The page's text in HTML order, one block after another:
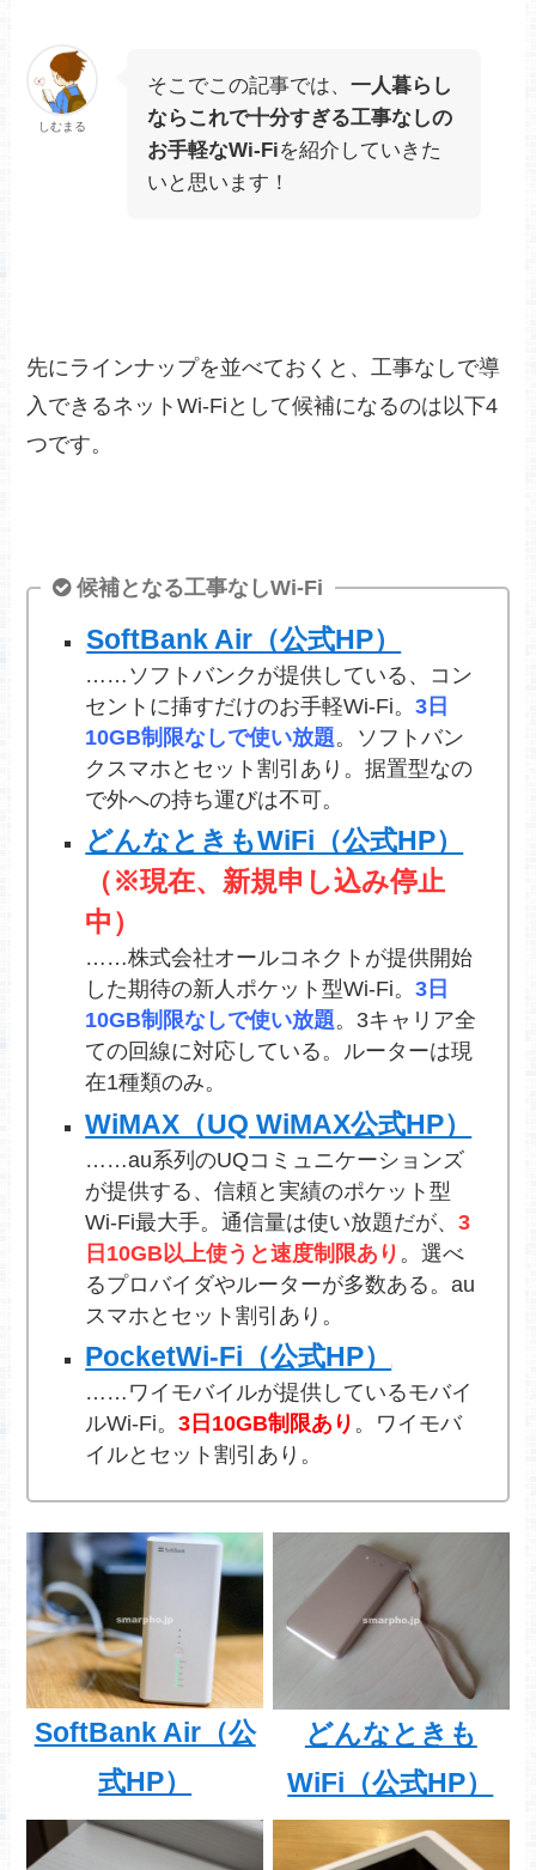
しむまる
そこでこの記事では、一人暮らし
ならこれで十分すぎる工事なしの
お手軽なWi-Fiを紹介していきた
いと思います！
先にラインナップを並べておくと、工事なしで導
入できるネットWi-Fiとして候補になるのは以下4
つです。
候補となる工事なしWi-Fi
SoftBank Air（公式HP）
……ソフトバンクが提供している、コン
セントに挿すだけのお手軽Wi-Fi。3日
10GB制限なしで使い放題。ソフトバン
クスマホとセット割引あり。据置型なの
で外への持ち運びは不可。
どんなときもWiFi（公式HP）
（※現在、新規申し込み停止
中）
……株式会社オールコネクトが提供開始
した期待の新人ポケット型Wi-Fi。3日
10GB制限なしで使い放題。3キャリア全
ての回線に対応している。ルーターは現
在1種類のみ。
WiMAX（UQ WiMAX公式HP）
……au系列のUQコミュニケーションズ
が提供する、信頼と実績のポケット型
Wi-Fi最大手。通信量は使い放題だが、3
日10GB以上使うと速度制限あり 。選べ
るプロバイダやルーターが多数ある。au
スマホとセット割引あり。
PocketWi-Fi（公式HP）
……ワイモバイルが提供しているモバイ
ルWi-Fi。3日10GB制限あり 。ワイモバ
イルとセット割引あり。
SoftBank Air（公
式HP）
どんなときも
WiFi（公式HP）